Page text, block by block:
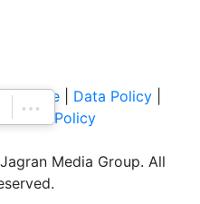
Service Data Policy
Policy
Media Group. All